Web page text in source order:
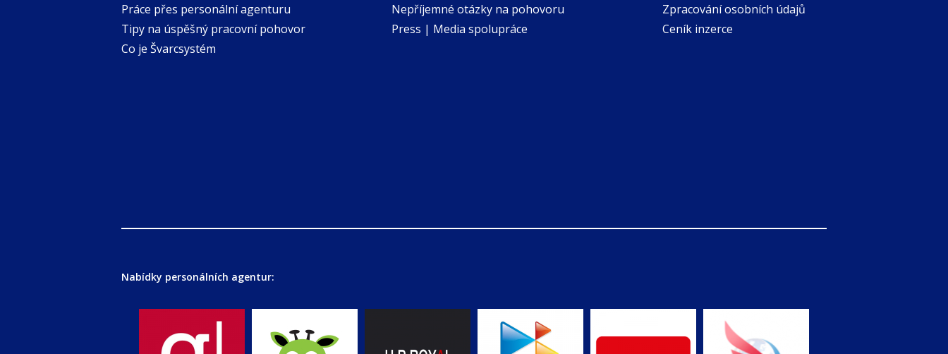
Práce přes personální agenturu
Tipy na úspěšný pracovní pohovor
Co je Švarcsystém
Nepříjemné otázky na pohovoru
Press | Media spolupráce
Zpracování osobních údajů
Ceník inzerce
Nabídky personálních agentur: